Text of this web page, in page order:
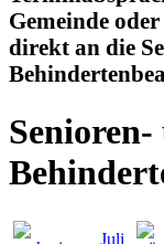
Gemeinde
direkt an die
Senioren-
Juli